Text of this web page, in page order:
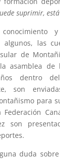
suprimir,
algunos, las
de
asamblea de
dentro
son
para
son
duda